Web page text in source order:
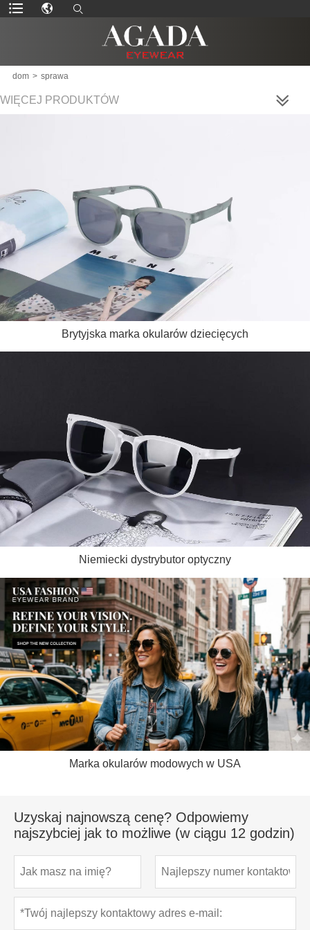
dom > sprawa
WIĘCEJ PRODUKTÓW
Brytyjska marka okularów dziecięcych
Niemiecki dystrybutor optyczny
Marka okularów modowych w USA
Uzyskaj najnowszą cenę? Odpowiemy
najszybciej jak to możliwe (w ciągu 12 godzin)